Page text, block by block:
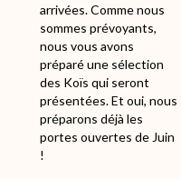
arrivées. Comme nous
sommes prévoyants,
nous vous avons
préparé une sélection
des Koïs qui seront
présentées. Et oui, nous
préparons déjà les
portes ouvertes de Juin
!